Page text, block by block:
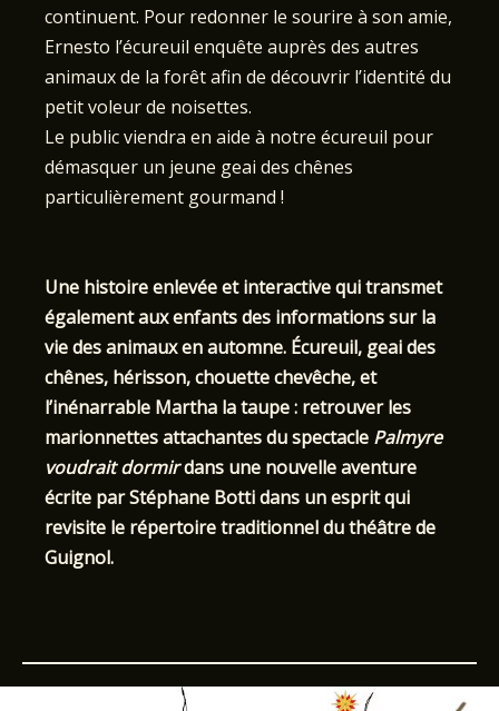
continuent. Pour redonner le sourire à son amie,
Ernesto l’écureuil enquête auprès des autres
animaux de la forêt afin de découvrir l’identité du
petit voleur de noisettes.
Le public viendra en aide à notre écureuil pour
démasquer un jeune geai des chênes
particulièrement gourmand !
Une histoire enlevée et interactive qui transmet
également aux enfants des informations sur la
vie des animaux en automne. Écureuil, geai des
chênes, hérisson, chouette chevêche, et
l’inénarrable Martha la taupe : retrouver les
marionnettes attachantes du spectacle Palmyre
voudrait dormirdans une nouvelle aventure
écrite par Stéphane Botti dans un esprit qui
revisite le répertoire traditionnel du théâtre de
Guignol.